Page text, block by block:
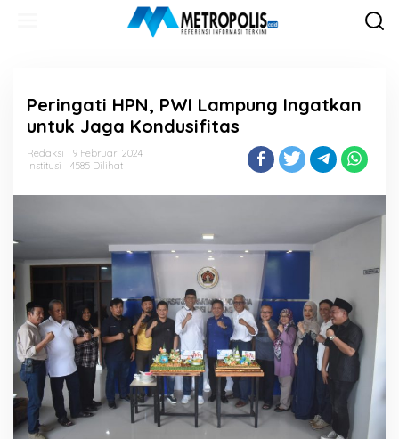
Peringati HPN, PWI Lampung Ingatkan
untuk Jaga Kondusifitas
Redaksi
9 Februari 2024
Institusi
4585 Dilihat